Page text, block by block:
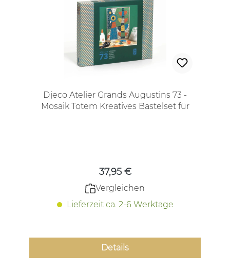
Djeco Atelier Grands Augustins 73 -
Mosaik Totem Kreatives Bastelset für
37,95 €
Vergleichen
Lieferzeit ca. 2-6 Werktage
Details